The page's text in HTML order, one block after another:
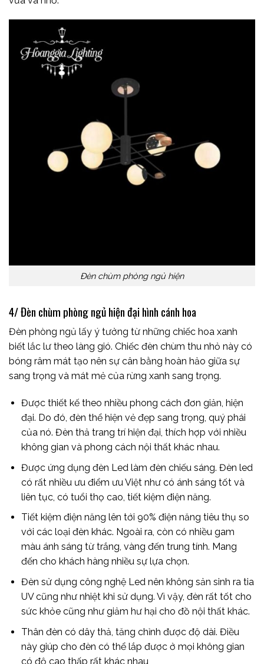
Đèn chùm phòng ngủ hiện
4/ Đèn chùm phòng ngủ hiện đại hình cánh hoa
Đèn phòng ngủ lấy ý tưởng từ những chiếc hoa xanh
biết lắc lư theo làng gió. Chiếc đèn chùm thu nhỏ này có
bóng râm mát tạo nên sự cân bằng hoàn hảo giữa sự
sang trọng và mát mẻ của rừng xanh sang trọng.
Được thiết kế theo nhiều phong cách đơn giản, hiện
đại. Do đó, đèn thể hiện vẻ đẹp sang trọng, quý phái
của nó. Đèn thả trang trí hiện đại, thích hợp với nhiều
không gian và phong cách nội thất khác nhau.
Được ứng dụng đèn Led làm đèn chiếu sáng. Đèn led
có rất nhiều ưu điểm ưu Việt như có ánh sáng tốt và
liên tục, có tuổi thọ cao, tiết kiệm điện năng.
Tiết kiệm điện năng lên tới 90% điện năng tiêu thụ so
với các loại đèn khác. Ngoài ra, còn có nhiều gam
màu ánh sáng từ trắng, vàng đến trung tính. Mang
đến cho khách hàng nhiều sự lựa chọn.
Đèn sử dụng công nghệ Led nên không sản sinh ra tia
UV cũng như nhiệt khi sử dụng. Vì vậy, đèn rất tốt cho
sức khỏe cũng như giảm hư hại cho đồ nội thất khác.
Thân đèn có dây thả, tăng chỉnh được độ dài. Điều
này giúp cho đèn có thể lắp được ở mọi không gian
có độ cao thấp rất khác nhau